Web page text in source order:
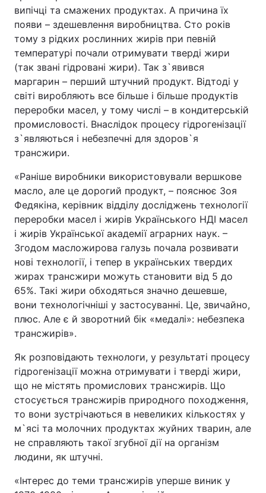
випічці та смажених продуктах. А причина їх
появи – здешевлення виробництва. Сто років
тому з рідких рослинних жирів при певній
температурі почали отримувати тверді жири
(так звані гідровані жири). Так з`явився
маргарин – перший штучний продукт. Відтоді у
світі виробляють все більше і більше продуктів
переробки масел, у тому числі – в кондитерській
промисловості. Внаслідок процесу гідрогенізації
з`являються і небезпечні для здоров`я
трансжири.
«Раніше виробники використовували вершкове
масло, але це дорогий продукт, – пояснює Зоя
Федякіна, керівник відділу досліджень технології
переробки масел і жирів Українського НДІ масел
і жирів Української академії аграрних наук. –
Згодом масложирова галузь почала розвивати
нові технології, і тепер в українських твердих
жирах трансжири можуть становити від 5 до
65%. Такі жири обходяться значно дешевше,
вони технологічніші у застосуванні. Це, звичайно,
плюс. Але є й зворотний бік «медалі»: небезпека
трансжирів».
Як розповідають технологи, у результаті процесу
гідрогенізації можна отримувати і тверді жири,
що не містять промислових трансжирів. Що
стосується трансжирів природного походження,
то вони зустрічаються в невеликих кількостях у
м`ясі та молочних продуктах жуйних тварин, але
не справляють такої згубної дії на організм
людини, як штучні.
«Інтерес до теми трансжирів уперше виник у